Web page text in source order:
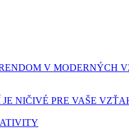
V MODERNÝCH
NIČIVÉ PRE VAŠE